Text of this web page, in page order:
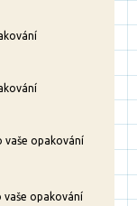
vaše opakování
vaše opakování